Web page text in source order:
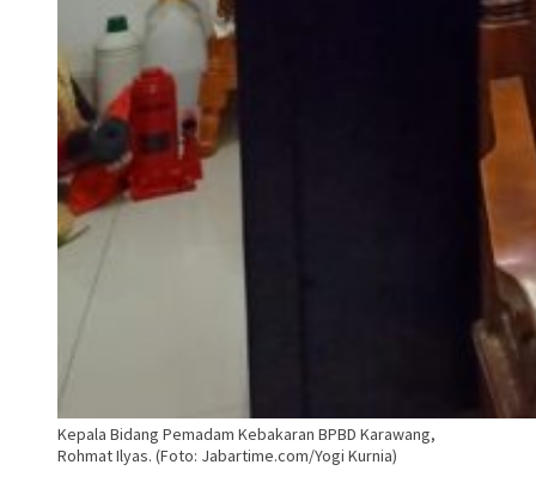
Kepala Bidang Pemadam Kebakaran BPBD Karawang,
Rohmat Ilyas. (Foto: Jabartime.com/Yogi Kurnia)